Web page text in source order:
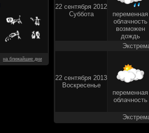
на ближайшие дни
22 сентября 2012
Суббота
переменная
облачность
возможен
дождь
22 сентября 2013
Воскресенье
переменная
облачность